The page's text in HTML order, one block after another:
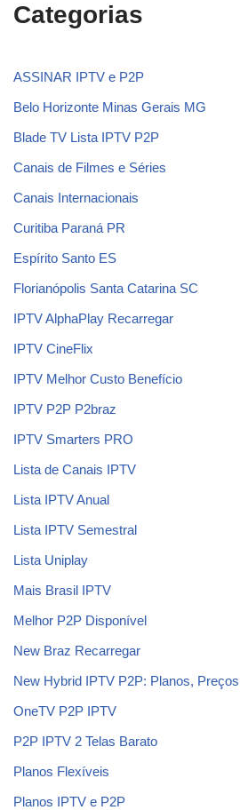
Categorias
ASSINAR IPTV e P2P
Belo Horizonte Minas Gerais MG
Blade TV Lista IPTV P2P
Canais de Filmes e Séries
Canais Internacionais
Curitiba Paraná PR
Espírito Santo ES
Florianópolis Santa Catarina SC
IPTV AlphaPlay Recarregar
IPTV CineFlix
IPTV Melhor Custo Benefício
IPTV P2P P2braz
IPTV Smarters PRO
Lista de Canais IPTV
Lista IPTV Anual
Lista IPTV Semestral
Lista Uniplay
Mais Brasil IPTV
Melhor P2P Disponível
New Braz Recarregar
New Hybrid IPTV P2P: Planos,
OneTV P2P IPTV
P2P IPTV 2 Telas Barato
Planos Flexíveis
Planos IPTV e P2P